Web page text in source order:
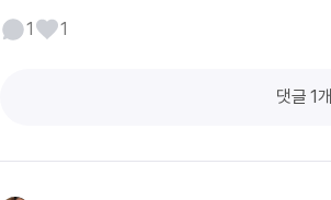
1 1
댓글 1개